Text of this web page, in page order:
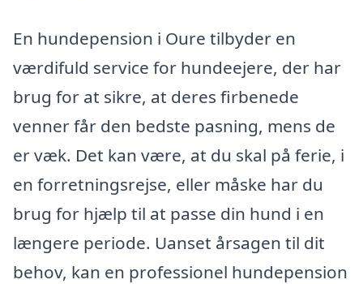
En hundepension i Oure tilbyder en
værdifuld service for hundeejere, der har
brug for at sikre, at deres firbenede
venner får den bedste pasning, mens de
er væk. Det kan være, at du skal på ferie, i
en forretningsrejse, eller måske har du
brug for hjælp til at passe din hund i en
længere periode. Uanset årsagen til dit
behov, kan en professionel hundepension